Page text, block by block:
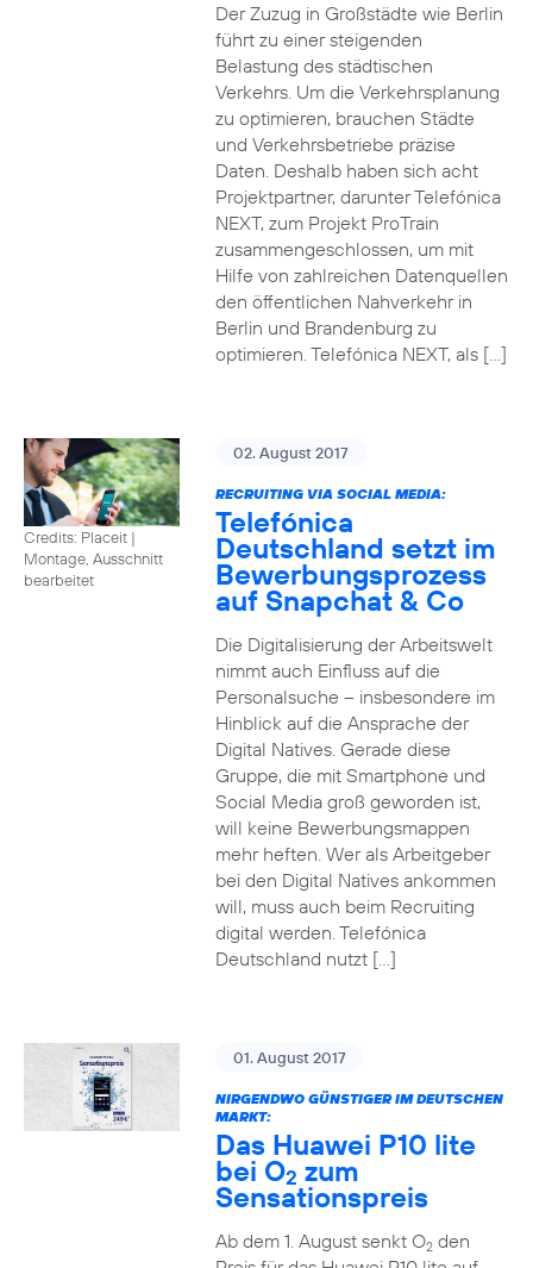
Der Zuzug in Großstädte wie Berlin
führt zu einer steigenden
Belastung des städtischen
Verkehrs. Um die Verkehrsplanung
zu optimieren, brauchen Städte
und Verkehrsbetriebe präzise
Daten. Deshalb haben sich acht
Projektpartner, darunter Telefónica
NEXT, zum Projekt ProTrain
zusammengeschlossen, um mit
Hilfe von zahlreichen Datenquellen
den öffentlichen Nahverkehr in
Berlin und Brandenburg zu
optimieren. Telefónica NEXT, als […]
Credits: Placeit |
Montage, Ausschnitt
bearbeitet
02. August 2017
RECRUITING VIA SOCIAL MEDIA:
Telefónica
Deutschland setzt im
Bewerbungsprozess
auf Snapchat & Co
Die Digitalisierung der Arbeitswelt
nimmt auch Einfluss auf die
Personalsuche – insbesondere im
Hinblick auf die Ansprache der
Digital Natives. Gerade diese
Gruppe, die mit Smartphone und
Social Media groß geworden ist,
will keine Bewerbungsmappen
mehr heften. Wer als Arbeitgeber
bei den Digital Natives ankommen
will, muss auch beim Recruiting
digital werden. Telefónica
Deutschland nutzt […]
01. August 2017
NIRGENDWO GÜNSTIGER IM DEUTSCHEN
MARKT:
Das Huawei P10 lite
bei O2 zum
Sensationspreis
Ab dem 1. August senkt O2den